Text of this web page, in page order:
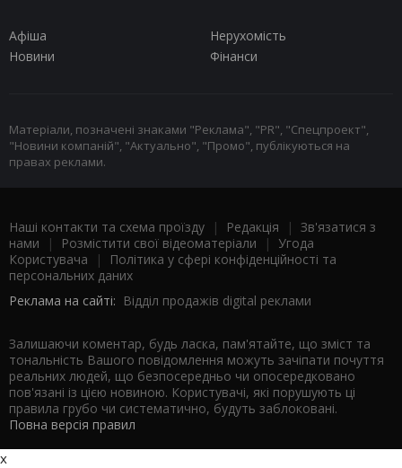
Афіша
Нерухомість
Новини
Фінанси
Матеріали, позначені знаками "Реклама", "PR", "Спецпроект",
"Новини компаній", "Актуально", "Промо", публікуються на
правах реклами.
Наші контакти та схема проїзду | Редакція | Зв'язатися з
нами | Розмістити свої відеоматеріали | Угода
Користувача |
Політика у сфері конфіденційності та
персональних даних
Реклама на сайті: Відділ продажів digital реклами
Залишаючи коментар, будь ласка, пам'ятайте, що зміст та
тональність Вашого повідомлення можуть зачіпати почуття
реальних людей, що безпосередньо чи опосередковано
пов'язані із цією новиною. Користувачі, які порушують ці
правила грубо чи систематично, будуть заблоковані.
Повна версія правил
x